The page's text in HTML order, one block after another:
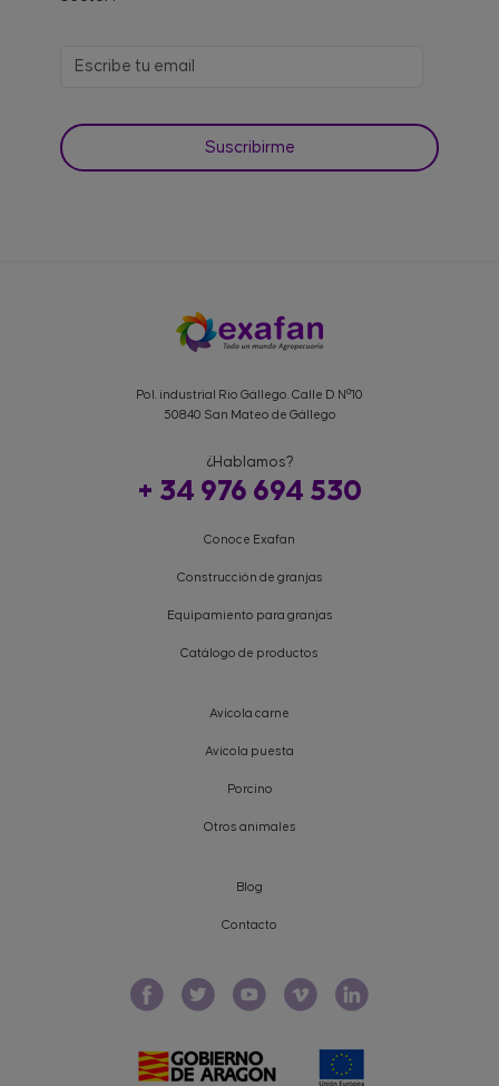
Pol. industrial Rio Gállego. Calle D Nº10
50840 San Mateo de Gállego
¿Hablamos?
+ 34 976 694 530
Conoce Exafan
Construcción de granjas
Equipamiento para granjas
Catálogo de productos
Avícola carne
Avícola puesta
Porcino
Otros animales
Blog
Contacto